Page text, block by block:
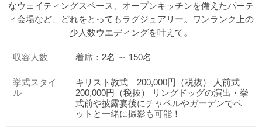
なウェイティングスペース、オープンキッチンを備えたパーテ
ィ会場など、どれをとってもラグジュアリー。ワンランク上の
少人数ウエディングを叶えて。
収容人数 着席：2名 ～ 150名
挙式スタイ
ル
キリスト教式 200,000円（税抜） 人前式
200,000円（税抜） リングドッグの演出・挙
式前や披露宴後にチャペルやガーデンでペ
ットと一緒に撮影も可能！